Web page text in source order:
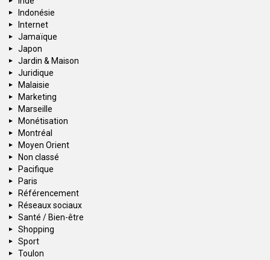
Indonésie
Internet
Jamaïque
Japon
Jardin & Maison
Juridique
Malaisie
Marketing
Marseille
Monétisation
Montréal
Moyen Orient
Non classé
Pacifique
Paris
Référencement
Réseaux sociaux
Santé / Bien-être
Shopping
Sport
Toulon